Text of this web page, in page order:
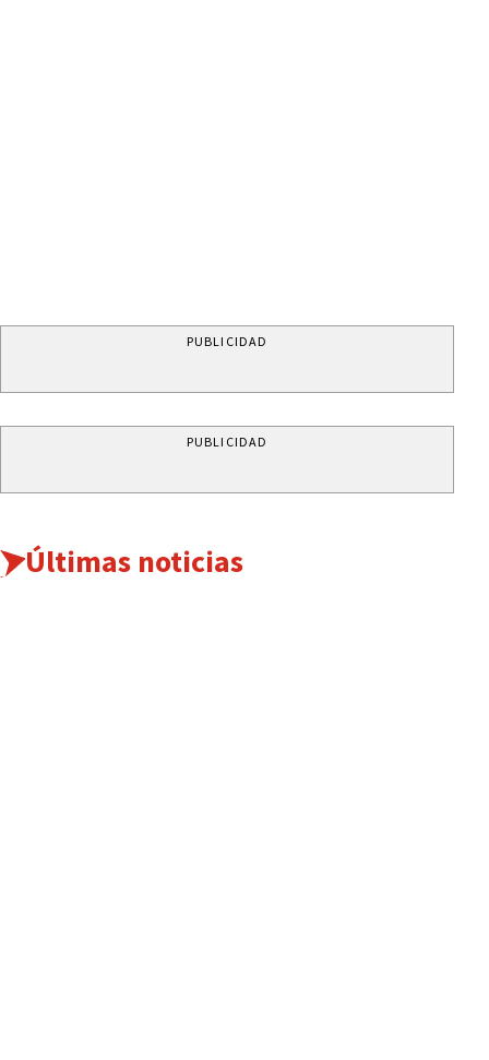
PUBLICIDAD
PUBLICIDAD
Últimas noticias